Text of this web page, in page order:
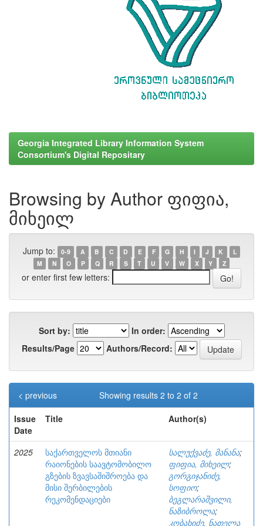
Georgia Integrated Library Information System
Consortium's Digital Repositary
Browsing by Author ფიფია,
მიხეილ
Jump to: 0-9 A B C D E F G H I J K
L
M
N O P Q R S T U V W X Y Z
or enter first few letters:
Sort by:
In order:
Results/Page
Authors/Record:
Showing results 2 to 2 of 2
< previous
Issue
Date
Title Author(s)
2025
საქართველოს მთიანი
რაიონების საავტომობილო
გზების ზვავსაშიშროება და
მისი შერბილების
რეკომენდაციები
სალუქვაძე, მანანა;
ფიფია, მიხეილ;
გორგიჯანიძე,
სოფიო;
ბეგლარაშვილი,
ნაზიბროლა;
კობახიძე, ნათელა